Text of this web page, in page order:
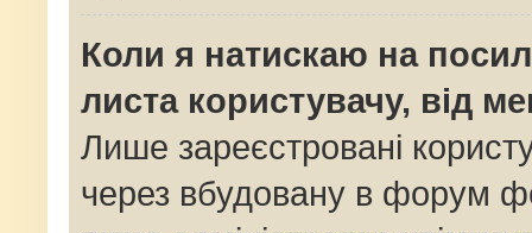
Коли я натискаю на
листа користувачу, від
Лише зареєстровані
через вбудовану в форум